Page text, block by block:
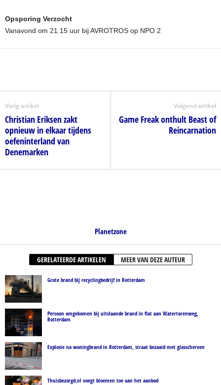
Opsporing Verzocht
Vanavond om 21.15 uur bij AVROTROS op NPO 2
Vorig artikel
Christian Eriksen zakt
opnieuw in elkaar tijdens
oefeninterland van
Denemarken
Volgend artikel
Game Freak onthult Beast of
Reincarnation
Planetzone
GERELATEERDE ARTIKELEN MEER VAN DEZE AUTEUR
Grote brand bij recyclingbedrijf in Rotterdam
Persoon omgekomen bij uitslaande brand in flat aan Watertorenweg,
Rotterdam
Explosie na woningbrand in Rotterdam, straat bezaaid met glasscherven
Thuisbezorgd.nl voegt bloemen toe aan het aanbod